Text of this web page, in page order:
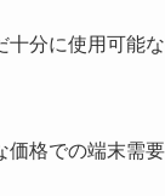
分に使用可能
格での端末需要